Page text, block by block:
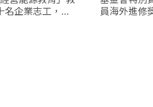
企業志工，到
員海外進修